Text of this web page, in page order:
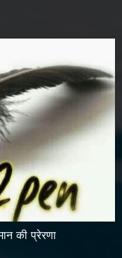
की प्रेरणा